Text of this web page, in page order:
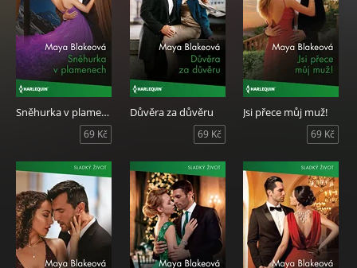
Sněhurka v plamenech
69 Kč
Důvěra za důvěru
69 Kč
Jsi přece můj muž!
69 Kč